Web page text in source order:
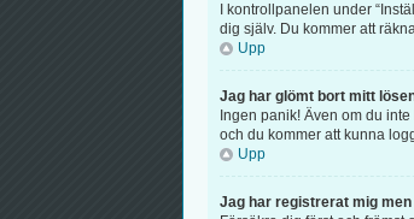
I kontrollpanelen under
dig själv. Du kommer att
Upp
Jag har glömt bort mitt
Ingen panik! Även om du
och du kommer att kunna
Upp
Jag har registrerat mig men